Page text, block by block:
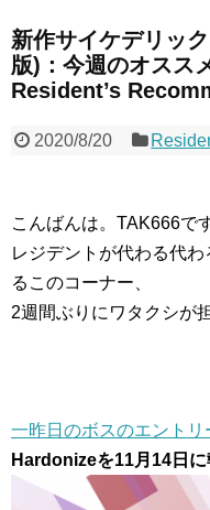
新作サイケデリッ
版)：今週のオスス
Resident’s
2020/8/20
こんばんは。TAK666で
レジデントが代わる代
るこのコーナー、
2週間ぶりにワタクシが
一昨日のボスのエントリ
Hardonizeを11月14日に